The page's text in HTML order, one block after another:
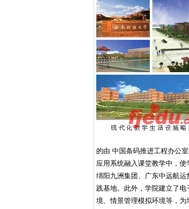
的由 中国条码推进工程办公
应用系统融入课堂教学中，使
绵阳九洲集团、广东中远航
践基地。此外，学院建立了
境、情景管理模拟环境等，为